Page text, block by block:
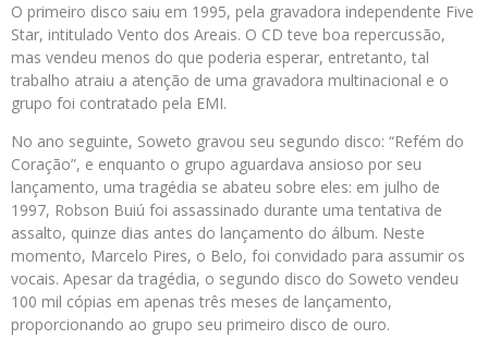
O primeiro disco saiu em 1995, pela gravadora independente Five
Star, intitulado Vento dos Areais. O CD teve boa repercussão,
mas vendeu menos do que poderia esperar, entretanto, tal
trabalho atraiu a atenção de uma gravadora multinacional e o
grupo foi contratado pela EMI.
No ano seguinte, Soweto gravou seu segundo disco: “Refém do
Coração”, e enquanto o grupo aguardava ansioso por seu
lançamento, uma tragédia se abateu sobre eles: em julho de
1997, Robson Buiú foi assassinado durante uma tentativa de
assalto, quinze dias antes do lançamento do álbum. Neste
momento, Marcelo Pires, o Belo, foi convidado para assumir os
vocais. Apesar da tragédia, o segundo disco do Soweto vendeu
100 mil cópias em apenas três meses de lançamento,
proporcionando ao grupo seu primeiro disco de ouro.